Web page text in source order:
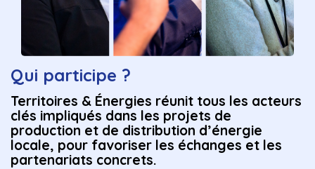
Qui participe ?
Territoires & Énergies réunit tous les acteurs
clés impliqués dans les projets de
production et de distribution d’énergie
locale, pour favoriser les échanges et les
partenariats concrets.